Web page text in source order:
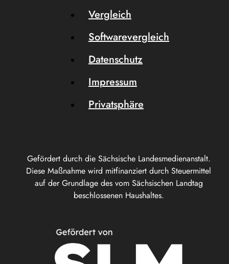
Gefördert durch die Sächsische Landesmedienanstalt.
Diese Maßnahme wird mitfinanziert durch Steuermittel
auf der Grundlage des vom Sächsischen Landtag
beschlossenen Haushaltes.
Vergleich
Softwarevergleich
Datenschutz
Impressum
Privatsphäre